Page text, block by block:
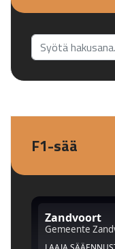
Etsi...
F1-sää